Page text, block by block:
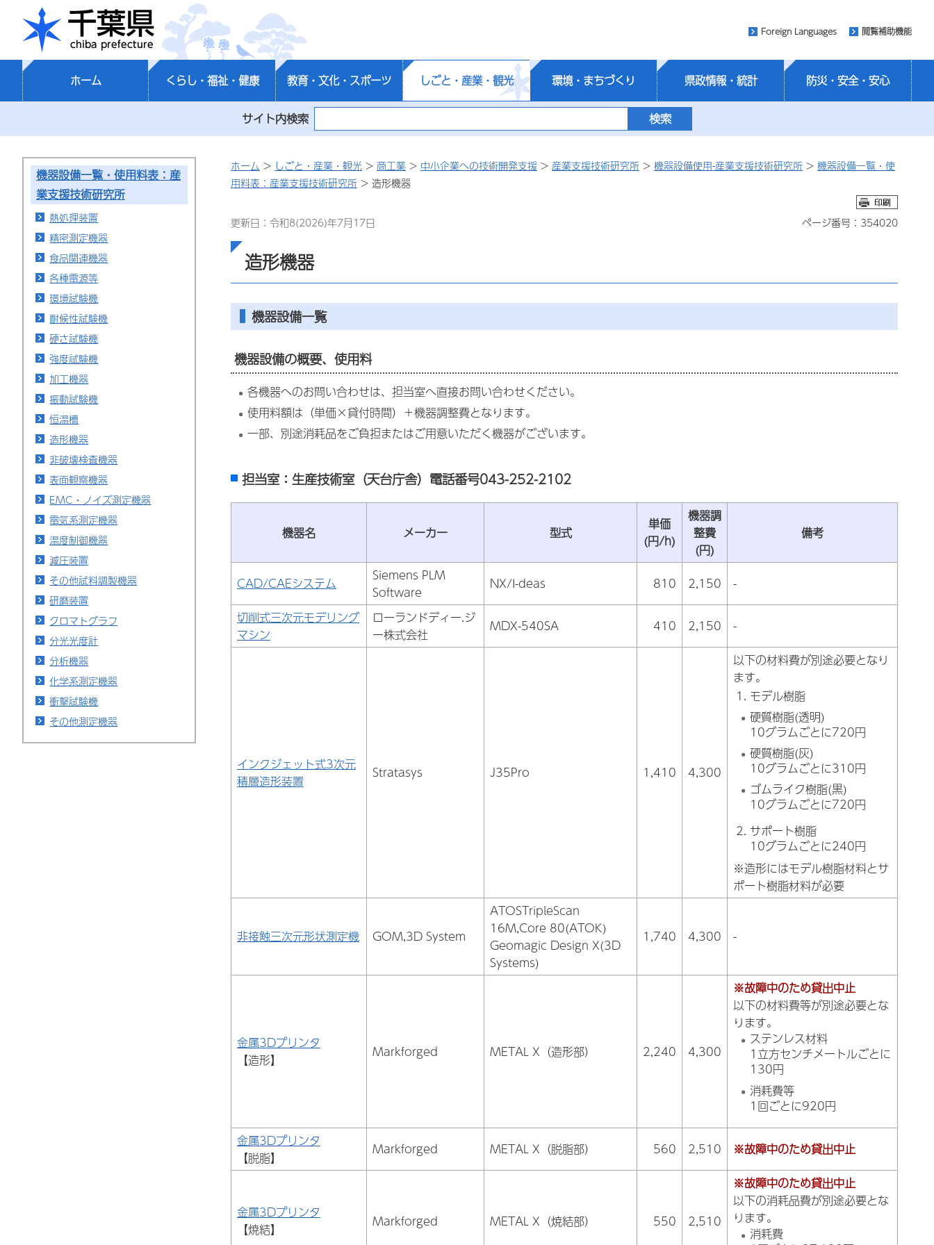
千葉県
Foreign Languages 閲覧補助機能
ホーム くらし・福祉・健康 教育・文化・スポーツ しごと・産業・観光 環境・まちづくり 県政情報・統計 防災・安全・安心
サイト内検索
機器設備一覧・使用料表：産
業支援技術研究所
熱処理装置
精密測定機器
食品関連機器
各種電源等
環境試験機
耐候性試験機
硬さ試験機
強度試験機
加工機器
振動試験機
恒温槽
造形機器
非破壊検査機器
表面観察機器
EMC・ノイズ測定機器
電気系測定機器
温度制御機器
減圧装置
その他試料調製機器
研磨装置
クロマトグラフ
分光光度計
分析機器
化学系測定機器
衝撃試験機
その他測定機器
ホーム > しごと・産業・観光 > 商工業 > 中小企業への技術開発支援 > 産業支援技術研究所 > 機器設備使用-産業支援技術研究所 > 機器設備一覧・使
用料表：産業支援技術研究所 > 造形機器
更新日：令和8(2026)年7月17日 ページ番号：354020
造形機器
機器設備一覧
機器設備の概要、使用料
各機器へのお問い合わせは、担当室へ直接お問い合わせください。
使用料額は（単価×貸付時間）＋機器調整費となります。
一部、別途消耗品をご負担またはご用意いただく機器がございます。
担当室：生産技術室（天台庁舎）電話番号043-252-2102
機器名 メーカー 型式
単価
(円/h)
機器調
整費
(円)
備考
CAD/CAEシステム
Siemens PLM
Software
NX/I-deas 810 2,150
-
切削式三次元モデリング
マシン
ローランドディー.ジ
ー株式会社
MDX-540SA 410 2,150 -
インクジェット式3次元
積層造形装置
Stratasys J35Pro 1,410 4,300
以下の材料費が別途必要となり
ます。
モデル樹脂
硬質樹脂(透明)
10グラムごとに720円
硬質樹脂(灰)
10グラムごとに310円
ゴムライク樹脂(黒)
10グラムごとに720円
サポート樹脂
10グラムごとに240円
※造形にはモデル樹脂材料とサ
ポート樹脂材料が必要
非接触三次元形状測定機 GOM,3D System
ATOSTripleScan
16M,Core 80(ATOK)
Geomagic Design X(3D
Systems)
1,740 4,300 -
金属3Dプリンタ
【造形】
Markforged METAL X（造形部） 2,240 4,300
※故障中のため貸出中止
以下の材料費等が別途必要とな
ります。
ステンレス材料
1立方センチメートルごとに
130円
消耗費等
1回ごとに920円
金属3Dプリンタ
【脱脂】
Markforged METAL X（脱脂部） 560 2,510 ※故障中のため貸出中止
金属3Dプリンタ
【焼結】
Markforged METAL X（焼結部） 550 2,510
※故障中のため貸出中止
以下の消耗品費が別途必要とな
ります。
消耗費